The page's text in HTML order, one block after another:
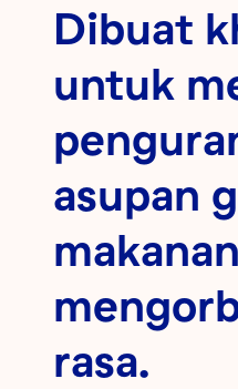
Dibuat
untuk
asupan
rasa.